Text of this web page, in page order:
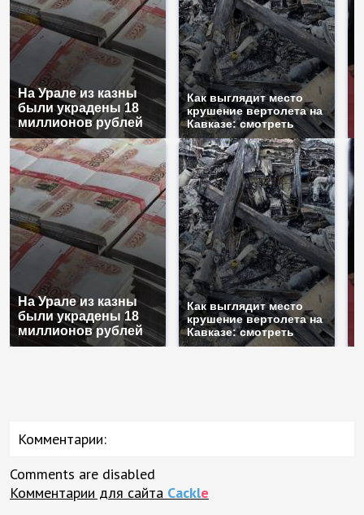
На Урале из казны
были украдены 18
миллионов рублей
Как выглядит место
крушение вертолета на
Кавказе: смотреть
На Урале из казны
были украдены 18
миллионов рублей
Как выглядит место
крушение вертолета на
Кавказе: смотреть
Комментарии:
Comments are disabled
Комментарии для сайта Cackle